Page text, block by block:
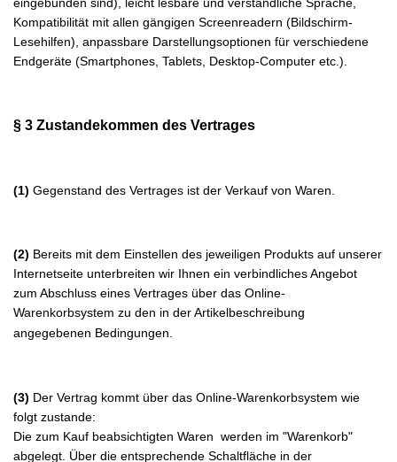
Kompatibilität mit allen gängigen Screenreadern (Bildschirm-
Lesehilfen), anpassbare Darstellungsoptionen für verschiedene
Endgeräte (Smartphones, Tablets, Desktop-Computer etc.).
§ 3 Zustandekommen des Vertrages
(1) Gegenstand des Vertrages ist der Verkauf von Waren
(2) Bereits mit dem Einstellen des jeweiligen Produkts auf unserer
Internetseite unterbreiten wir Ihnen ein verbindliches Angebot
zum Abschluss eines Vertrages über das Online-
Warenkorbsystem zu den in der Artikelbeschreibung
angegebenen Bedingungen.
(3) Der Vertrag kommt über das Online-Warenkorbsystem wie
folgt zustande:
Die zum Kauf beabsichtigten Waren werden im "Warenkorb"
abgelegt. Über die entsprechende Schaltfläche in der